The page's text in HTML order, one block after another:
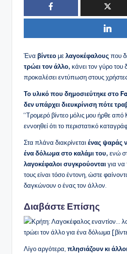
Ένα βίντεομελαγοκέφαλους που
τρώει τον άλλο, κάνει τον γύρο του
προκαλέσει εντύπωση στους
Το υλικό που δημοσιεύτηκε στο
δεν υπάρχει διευκρίνιση πότε
“Τρομερό βίντεο μόλις μου ήρθε
εννοηθεί ότι το περιστατικό
Στα πλάνα διακρίνεται ένας ψαράς
ένα δόλωμα στο καλάμι του, ενώ
λαγοκέφαλοι συγκρούονται για
τους είναι τόσο έντονη, ώστε
δαγκώνουν ο ένας τον άλλον.
Διαβάστε Επίσης
Λίγο αργότερα, πλησιάζουν κι